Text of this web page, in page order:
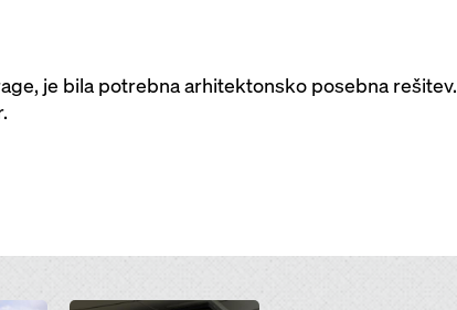
je bila potrebna arhitektonsko posebna rešitev.